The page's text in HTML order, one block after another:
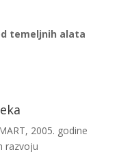
temeljnih alata
2005. godine
razvoju